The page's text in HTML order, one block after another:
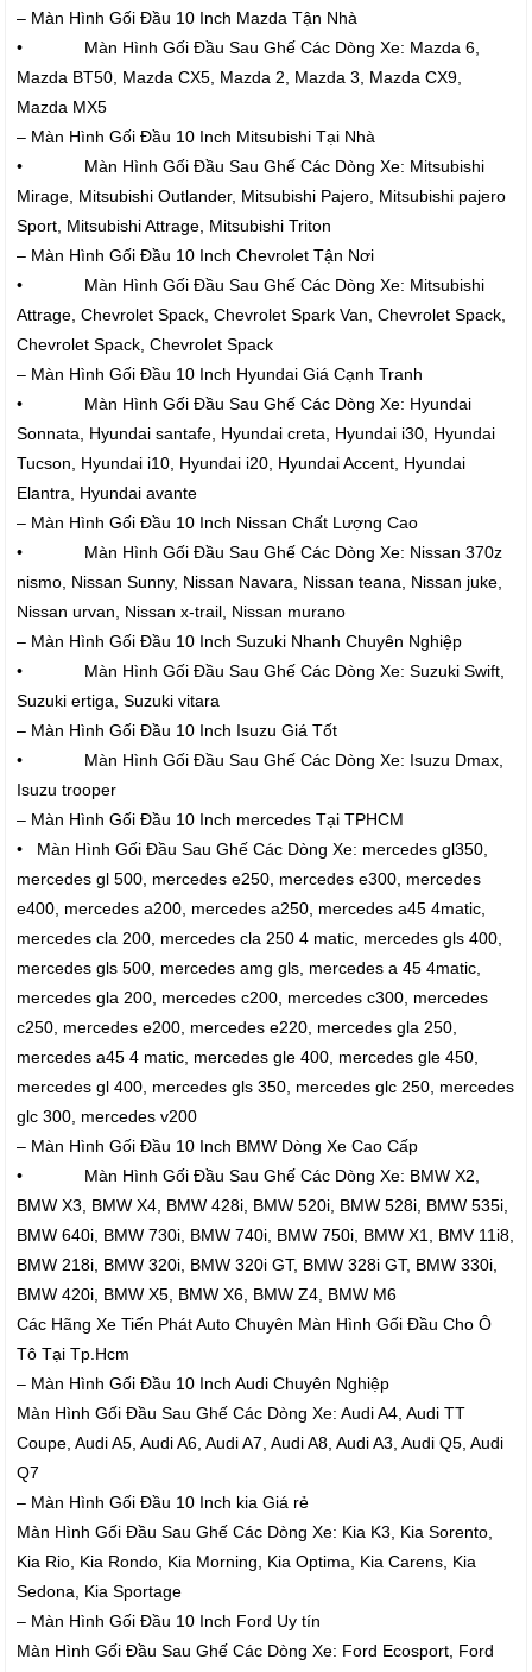
– Màn Hình Gối Đầu 10 Inch Mazda Tận Nhà
• Màn Hình Gối Đầu Sau Ghế Các Dòng Xe: Mazda 6,
Mazda BT50, Mazda CX5, Mazda 2, Mazda 3, Mazda CX9,
Mazda MX5
– Màn Hình Gối Đầu 10 Inch Mitsubishi Tại Nhà
• Màn Hình Gối Đầu Sau Ghế Các Dòng Xe: Mitsubishi
Mirage, Mitsubishi Outlander, Mitsubishi Pajero, Mitsubishi pajero
Sport, Mitsubishi Attrage, Mitsubishi Triton
– Màn Hình Gối Đầu 10 Inch Chevrolet Tận Nơi
• Màn Hình Gối Đầu Sau Ghế Các Dòng Xe: Mitsubishi
Attrage, Chevrolet Spack, Chevrolet Spark Van, Chevrolet Spack,
Chevrolet Spack, Chevrolet Spack
– Màn Hình Gối Đầu 10 Inch Hyundai Giá Cạnh Tranh
• Màn Hình Gối Đầu Sau Ghế Các Dòng Xe: Hyundai
Sonnata, Hyundai santafe, Hyundai creta, Hyundai i30, Hyundai
Tucson, Hyundai i10, Hyundai i20, Hyundai Accent, Hyundai
Elantra, Hyundai avante
– Màn Hình Gối Đầu 10 Inch Nissan Chất Lượng Cao
• Màn Hình Gối Đầu Sau Ghế Các Dòng Xe: Nissan 370z
nismo, Nissan Sunny, Nissan Navara, Nissan teana, Nissan juke,
Nissan urvan, Nissan x-trail, Nissan murano
– Màn Hình Gối Đầu 10 Inch Suzuki Nhanh Chuyên Nghiệp
• Màn Hình Gối Đầu Sau Ghế Các Dòng Xe: Suzuki Swift,
Suzuki ertiga, Suzuki vitara
– Màn Hình Gối Đầu 10 Inch Isuzu Giá Tốt
• Màn Hình Gối Đầu Sau Ghế Các Dòng Xe: Isuzu Dmax,
Isuzu trooper
– Màn Hình Gối Đầu 10 Inch mercedes Tại TPHCM
• Màn Hình Gối Đầu Sau Ghế Các Dòng Xe: mercedes gl350,
mercedes gl 500, mercedes e250, mercedes e300, mercedes
e400, mercedes a200, mercedes a250, mercedes a45 4matic,
mercedes cla 200, mercedes cla 250 4 matic, mercedes gls 400,
mercedes gls 500, mercedes amg gls, mercedes a 45 4matic,
mercedes gla 200, mercedes c200, mercedes c300, mercedes
c250, mercedes e200, mercedes e220, mercedes gla 250,
mercedes a45 4 matic, mercedes gle 400, mercedes gle 450,
mercedes gl 400, mercedes gls 350, mercedes glc 250, mercedes
glc 300, mercedes v200
– Màn Hình Gối Đầu 10 Inch BMW Dòng Xe Cao Cấp
• Màn Hình Gối Đầu Sau Ghế Các Dòng Xe: BMW X2,
BMW X3, BMW X4, BMW 428i, BMW 520i, BMW 528i, BMW 535i,
BMW 640i, BMW 730i, BMW 740i, BMW 750i, BMW X1, BMV 11i8,
BMW 218i, BMW 320i, BMW 320i GT, BMW 328i GT, BMW 330i,
BMW 420i, BMW X5, BMW X6, BMW Z4, BMW M6
Các Hãng Xe Tiến Phát Auto Chuyên Màn Hình Gối Đầu Cho Ô
Tô Tại Tp.Hcm
– Màn Hình Gối Đầu 10 Inch Audi Chuyên Nghiệp
Màn Hình Gối Đầu Sau Ghế Các Dòng Xe: Audi A4, Audi TT
Coupe, Audi A5, Audi A6, Audi A7, Audi A8, Audi A3, Audi Q5, Audi
Q7
– Màn Hình Gối Đầu 10 Inch kia Giá rẻ
Màn Hình Gối Đầu Sau Ghế Các Dòng Xe: Kia K3, Kia Sorento,
Kia Rio, Kia Rondo, Kia Morning, Kia Optima, Kia Carens, Kia
Sedona, Kia Sportage
– Màn Hình Gối Đầu 10 Inch Ford Uy tín
Màn Hình Gối Đầu Sau Ghế Các Dòng Xe: Ford Ecosport, Ford